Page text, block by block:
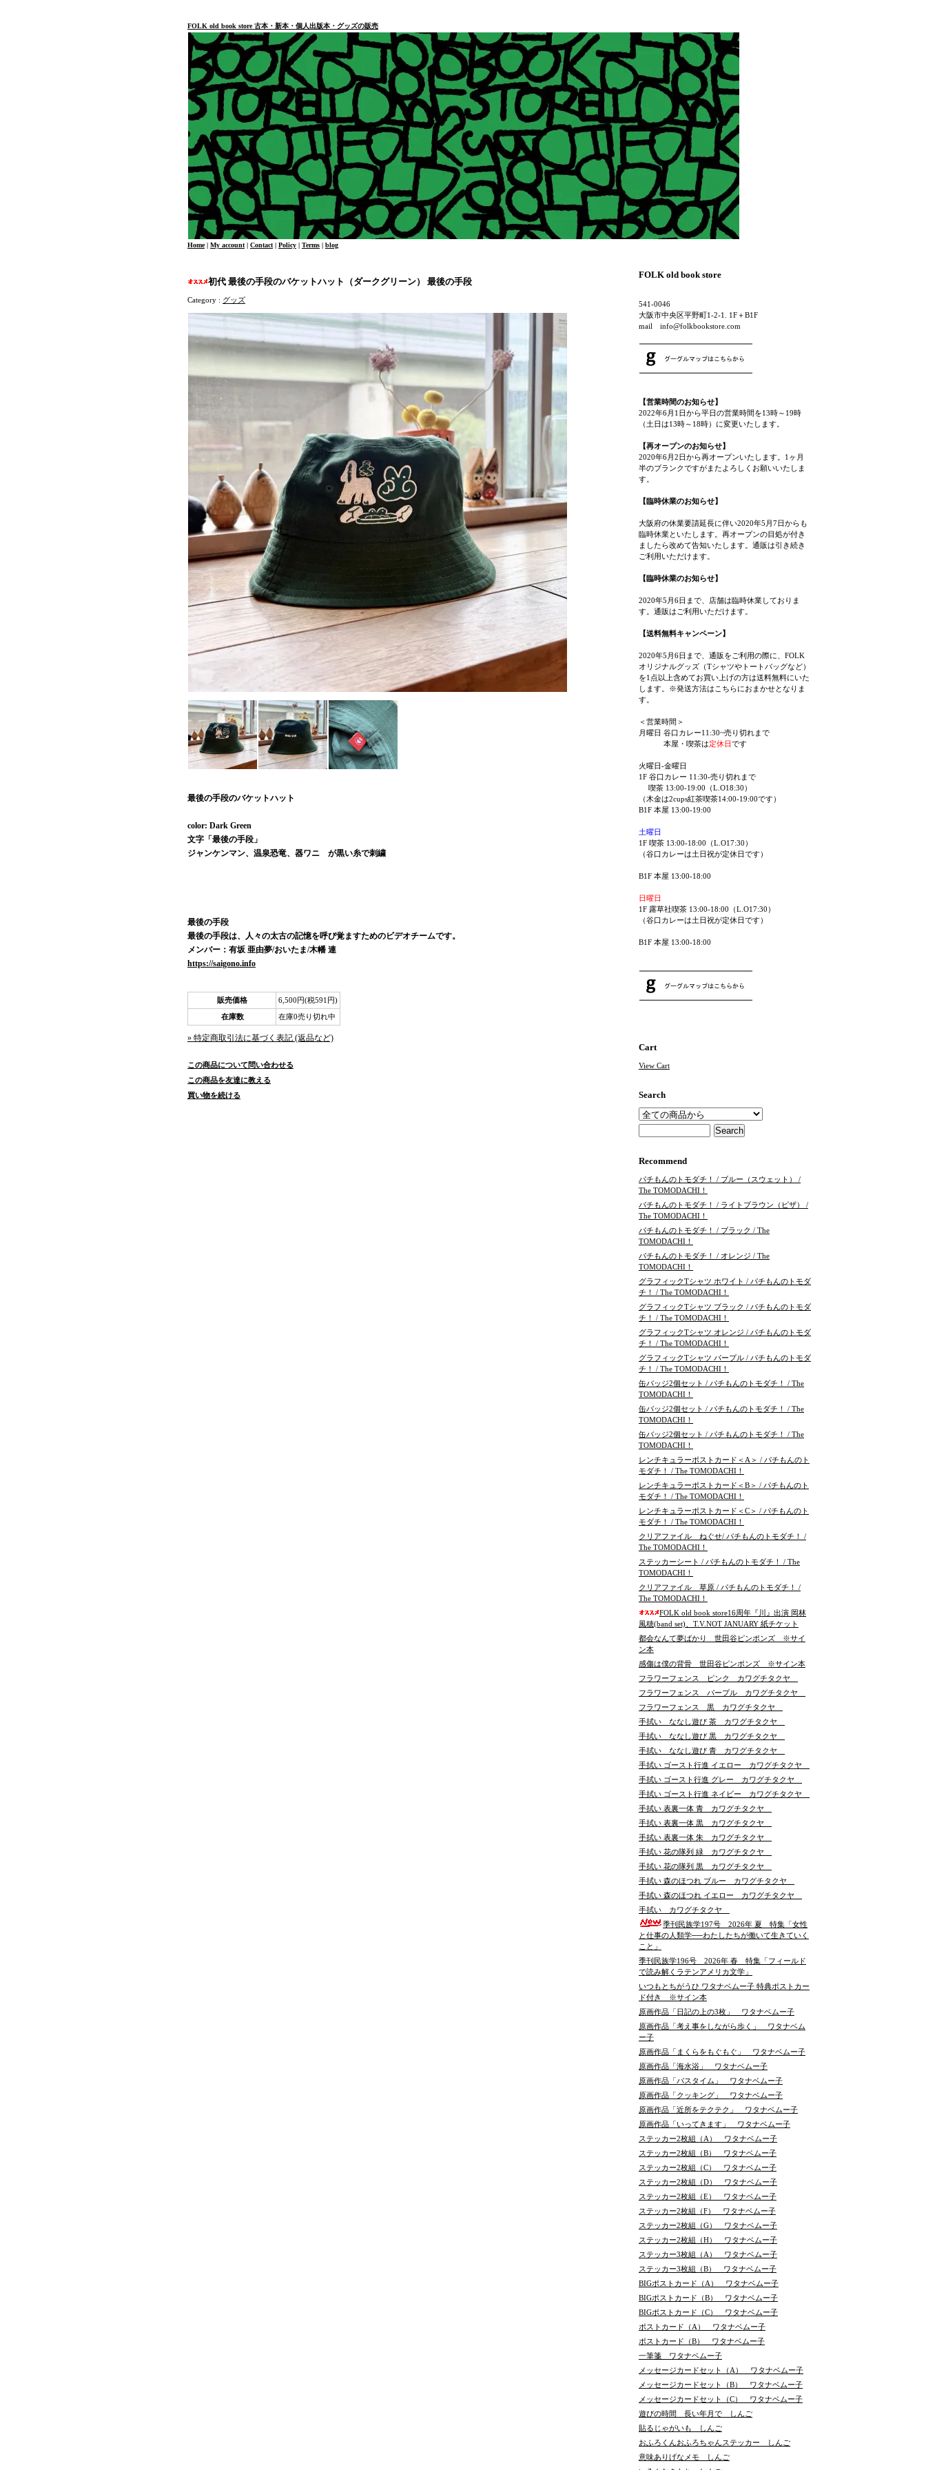
FOLK old book store 古本・新本・個人出版本・グッズの販売
Home| My account | Contact | Policy | Terms | blog
初代 最後の手段のバケットハット（ダークグリーン） 最後の手段
Category : グッズ
最後の手段のバケットハット
color: Dark Green
文字「最後の手段」
ジャンケンマン、温泉恐竜、器ワニ が黒い糸で刺繍
最後の手段
最後の手段は、人々の太古の記憶を呼び覚ますためのビデオチームです。
メンバー：有坂 亜由夢/おいたま/木幡 連
https://saigono.info
販売価格
6,500円(税591円)
在庫数
在庫0売り切れ中
» 特定商取引法に基づく表記 (返品など)
この商品について問い合わせる
この商品を友達に教える
買い物を続ける
FOLK old book store
541-0046
大阪市中央区平野町1-2-1. 1F＋B1F
mail info@folkbookstore.com
【営業時間のお知らせ】
2022年6月1日から平日の営業時間を13時～19時
（土日は13時～18時）に変更いたします。
【再オープンのお知らせ】
2020年6月2日から再オープンいたします。1ヶ月
半のブランクですがまたよろしくお願いいたしま
す。
【臨時休業のお知らせ】
大阪府の休業要請延長に伴い2020年5月7日からも
臨時休業といたします。再オープンの目処が付き
ましたら改めて告知いたします。通販は引き続き
ご利用いただけます。
【臨時休業のお知らせ】
2020年5月6日まで、店舗は臨時休業しておりま
す。通販はご利用いただけます。
【送料無料キャンペーン】
2020年5月6日まで、通販をご利用の際に、FOLK
オリジナルグッズ（Tシャツやトートバッグなど）
を1点以上含めてお買い上げの方は送料無料にいた
します。※発送方法はこちらにおまかせとなりま
す。
＜営業時間＞
月曜日 谷口カレー11:30~売り切れまで
本屋・喫茶は定休日です
火曜日-金曜日
1F 谷口カレー 11:30-売り切れまで
喫茶 13:00-19:00（L.O18:30）
（木金は2cups紅茶喫茶14:00-19:00です）
B1F 本屋 13:00-19:00
土曜日
1F 喫茶 13:00-18:00（L.O17:30）
（谷口カレーは土日祝が定休日です）
B1F 本屋 13:00-18:00
日曜日
1F 露草社喫茶 13:00-18:00（L.O17:30）
（谷口カレーは土日祝が定休日です）
B1F 本屋 13:00-18:00
Cart
View Cart
Search
Recommend
パチもんのトモダチ！ / ブルー（スウェット） /
The TOMODACHI！
パチもんのトモダチ！ / ライトブラウン（ピザ） /
The TOMODACHI！
パチもんのトモダチ！ / ブラック / The
TOMODACHI！
パチもんのトモダチ！ / オレンジ / The
TOMODACHI！
グラフィックTシャツ ホワイト / パチもんのトモダ
チ！ / The TOMODACHI！
グラフィックTシャツ ブラック / パチもんのトモダ
チ！ / The TOMODACHI！
グラフィックTシャツ オレンジ / パチもんのトモダ
チ！ / The TOMODACHI！
グラフィックTシャツ パープル / パチもんのトモダ
チ！ / The TOMODACHI！
缶バッジ2個セット / パチもんのトモダチ！ / The
TOMODACHI！
缶バッジ2個セット / パチもんのトモダチ！ / The
TOMODACHI！
缶バッジ2個セット / パチもんのトモダチ！ / The
TOMODACHI！
レンチキュラーポストカード＜A＞ / パチもんのト
モダチ！ / The TOMODACHI！
レンチキュラーポストカード＜B＞ / パチもんのト
モダチ！ / The TOMODACHI！
レンチキュラーポストカード＜C＞ / パチもんのト
モダチ！ / The TOMODACHI！
クリアファイル ねぐせ/ パチもんのトモダチ！ /
The TOMODACHI！
ステッカーシート / パチもんのトモダチ！ / The
TOMODACHI！
クリアファイル 草原 / パチもんのトモダチ！ /
The TOMODACHI！
FOLK old book store16周年『川』出演 岡林
風穂(band set)、T.V.NOT JANUARY 紙チケット
都会なんて夢ばかり 世田谷ピンポンズ ※サイ
ン本
感傷は僕の背骨 世田谷ピンポンズ ※サイン本
フラワーフェンス ピンク カワグチタクヤ
フラワーフェンス パープル カワグチタクヤ
フラワーフェンス 黒 カワグチタクヤ
手拭い ななし遊び 茶 カワグチタクヤ
手拭い ななし遊び 黒 カワグチタクヤ
手拭い ななし遊び 青 カワグチタクヤ
手拭い ゴースト行進 イエロー カワグチタクヤ
手拭い ゴースト行進 グレー カワグチタクヤ
手拭い ゴースト行進 ネイビー カワグチタクヤ
手拭い 表裏一体 青 カワグチタクヤ
手拭い 表裏一体 黒 カワグチタクヤ
手拭い 表裏一体 朱 カワグチタクヤ
手拭い 花の隊列 緑 カワグチタクヤ
手拭い 花の隊列 黒 カワグチタクヤ
手拭い 森のほつれ ブルー カワグチタクヤ
手拭い 森のほつれ イエロー カワグチタクヤ
手拭い カワグチタクヤ
季刊民族学197号 2026年 夏 特集「女性
と仕事の人類学──わたしたちが働いて生きていく
こと」
季刊民族学196号 2026年 春 特集「フィールド
で読み解くラテンアメリカ文学」
いつもとちがうひ ワタナベムー子 特典ポストカー
ド付き ※サイン本
原画作品「日記の上の3枚」 ワタナベムー子
原画作品「考え事をしながら歩く」 ワタナベム
ー子
原画作品「まくらをもぐもぐ」 ワタナベムー子
原画作品「海水浴」 ワタナベムー子
原画作品「バスタイム」 ワタナベムー子
原画作品「クッキング」 ワタナベムー子
原画作品「近所をテクテク」 ワタナベムー子
原画作品「いってきます」 ワタナベムー子
ステッカー2枚組（A） ワタナベムー子
ステッカー2枚組（B） ワタナベムー子
ステッカー2枚組（C） ワタナベムー子
ステッカー2枚組（D） ワタナベムー子
ステッカー2枚組（E） ワタナベムー子
ステッカー2枚組（F） ワタナベムー子
ステッカー2枚組（G） ワタナベムー子
ステッカー2枚組（H） ワタナベムー子
ステッカー3枚組（A） ワタナベムー子
ステッカー3枚組（B） ワタナベムー子
BIGポストカード（A） ワタナベムー子
BIGポストカード（B） ワタナベムー子
BIGポストカード（C） ワタナベムー子
ポストカード（A） ワタナベムー子
ポストカード（B） ワタナベムー子
一筆箋 ワタナベムー子
メッセージカードセット（A） ワタナベムー子
メッセージカードセット（B） ワタナベムー子
メッセージカードセット（C） ワタナベムー子
遊びの時間 長い年月で しんご
貼るじゃがいも しんご
おふろくんおふろちゃんステッカー しんご
意味ありげなメモ しんご